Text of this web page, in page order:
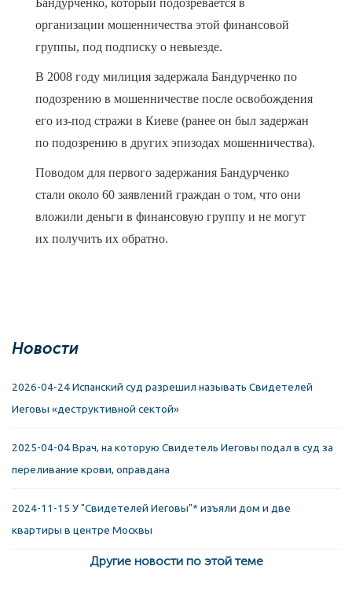
организации мошенничества этой финансовой
группы, под подписку о невыезде.
В 2008 году милиция задержала Бандурченко по
подозрению в мошенничестве после освобождения
его из-под стражи в Киеве (ранее он был задержан
по подозрению в других эпизодах мошенничества).
Поводом для первого задержания Бандурченко
стали около 60 заявлений граждан о том, что они
вложили деньги в финансовую группу и не могут
их получить их обратно.
Новости
2026-04-24 Испанский суд разрешил называть Свидетелей
Иеговы «деструктивной сектой»
2025-04-04 Врач, на которую Свидетель Иеговы подал в суд за
переливание крови, оправдана
2024-11-15 У "Свидетелей Иеговы"* изъяли дом и две
квартиры в центре Москвы
Другие новости по этой теме